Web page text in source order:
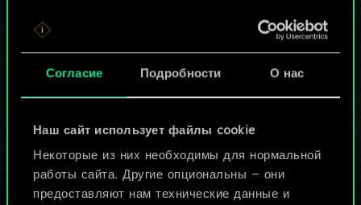
Согласие Подробности О нас
Наш сайт использует файлы cookie
Некоторые из них необходимы для нормальной
работы сайта. Другие опциональны — они
предоставляют нам технические данные и
поделились другие
игроки.
больше!